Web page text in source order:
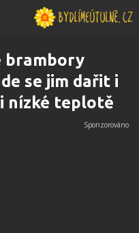
brambory
se jim dařit i
nízké teplotě